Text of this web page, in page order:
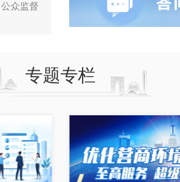
公众监督
专题专栏